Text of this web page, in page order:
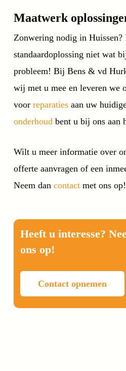
Maatwerk
Zonwering nodig in Huissen?
standaardoplossing niet wat
probleem! Bij Bens & vd
wij met u mee en leveren we
voor reparatiesaan uw
onderhoud bent u bij ons aan
Wilt u meer informatie over
offerte aanvragen of een
Neem dan contactmet ons op!
Heeft u interesse?
ons op!
Contact opnemen